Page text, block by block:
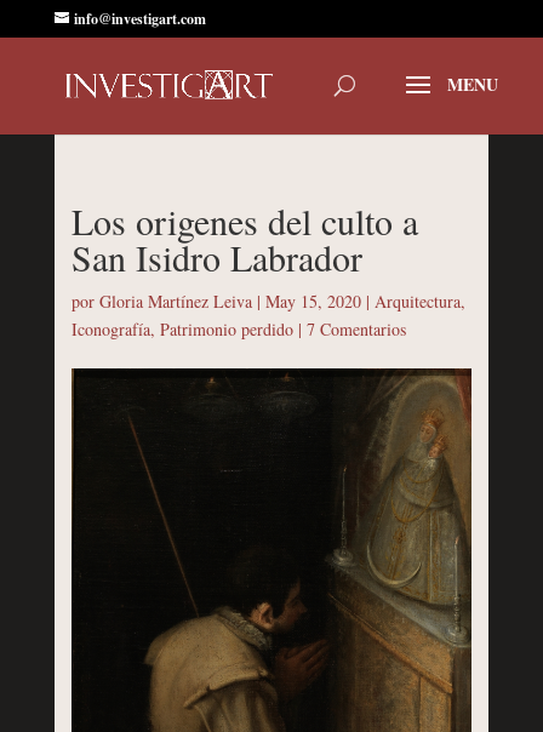
info@investigart.com
Los origenes del culto a
San Isidro Labrador
por Gloria Martínez Leiva| May 15, 2020| Arquitectura,
Iconografía, Patrimonio perdido| 7 Comentarios